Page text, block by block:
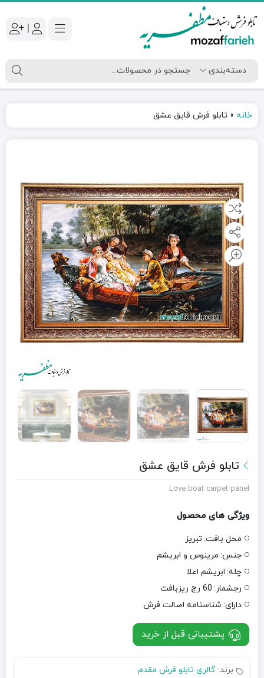
|
خانه » تابلو فرش قایق عشق
تابلو فرش قایق عشق
Love boat carpet panel
ویژگی های محصول
محل بافت:تبریز
جنس: مرینوس و ابریشم
چله: ابریشم اعلا
رجشمار: 60 رج ریزبافت
دارای: شناسنامه اصالت فرش
پشتیبانی قبل از خرید
برند: گالری تابلو فرش مقدم